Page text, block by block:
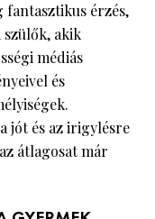
fantasztikus érzés,
szülők, akik
médiás
és
jót és az irigylésre
átlagosat már